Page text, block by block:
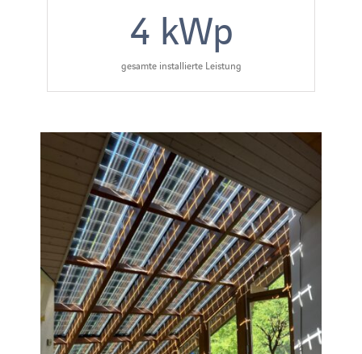
4 kWp
gesamte installierte Leistung